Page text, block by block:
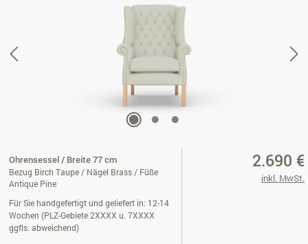
Ohrensessel / Breite 77 cm
Bezug Birch Taupe / Nägel Brass / Füße
Antique Pine
Für Sie handgefertigt und geliefert in: 12-14
Wochen (PLZ-Gebiete 2XXXX u. 7XXXX
ggfls. abweichend)
2.690 €
inkl. MwSt.